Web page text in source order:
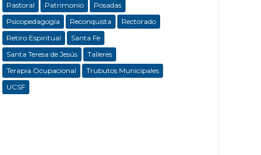
Pastoral
Patrimonio
Posadas
Psicopedagogía
Reconquista
Rectorado
Retiro Espiritual
Santa Fe
Santa Teresa de Jesús
Talleres
Terapia Ocupacional
Trubutos Municipales
UCSF